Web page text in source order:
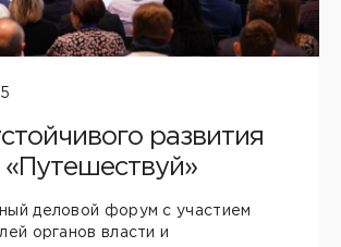
развития
«Путешествуй»
деловой форум с участием
органов власти и